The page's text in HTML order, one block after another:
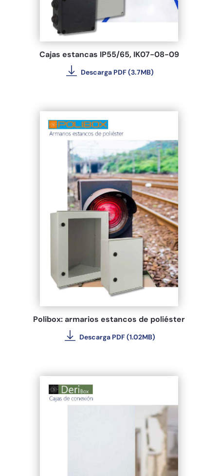
Cajas estancas IP55/65, IK07-08-09
Descarga PDF (3.7MB)
Polibox: armarios estancos de poliéster
Descarga PDF (1.02MB)